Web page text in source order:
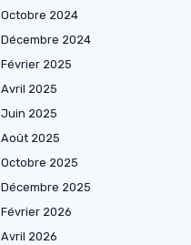
Octobre 2024
Décembre 2024
Février 2025
Avril 2025
Juin 2025
Août 2025
Octobre 2025
Décembre 2025
Février 2026
Avril 2026